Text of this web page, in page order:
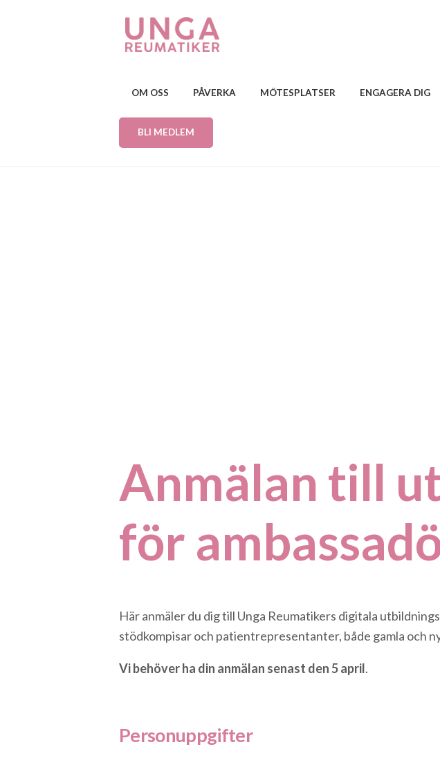
OM OSS PÅVERKA MÖTESPLATSER ENGAGERA DIG
BLI MEDLEM
Anmälan till
för
Här anmäler du dig till Unga Reumatikers digitala
stödkompisar och patientrepresentanter, både gamla och
Vi behöver ha din anmälan senast den 5 april.
Personuppgifter